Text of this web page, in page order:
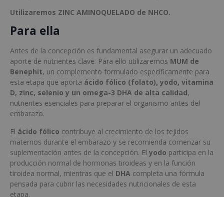
Utilizaremos ZINC AMINOQUELADO de NHCO.
Para ella
Antes de la concepción es fundamental asegurar un adecuado
aporte de nutrientes clave. Para ello utilizaremos MUM de
Benephit, un complemento formulado específicamente para
esta etapa que aporta ácido fólico (folato), yodo, vitamina
D, zinc, selenio y un omega-3 DHA de alta calidad,
nutrientes esenciales para preparar el organismo antes del
embarazo.
El ácido fólico contribuye al crecimiento de los tejidos
maternos durante el embarazo y se recomienda comenzar su
suplementación antes de la concepción. El yodo participa en la
producción normal de hormonas tiroideas y en la función
tiroidea normal, mientras que el DHA completa una fórmula
pensada para cubrir las necesidades nutricionales de esta
etapa.